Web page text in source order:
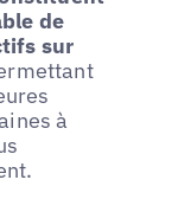
de
sur
à